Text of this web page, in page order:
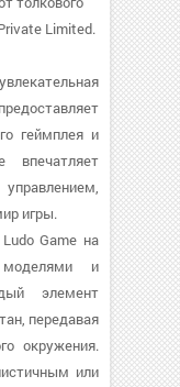
Limited.
геймплея и
впечатляет
игры.
Game на
моделями и
элемент
передавая
окружения.
или